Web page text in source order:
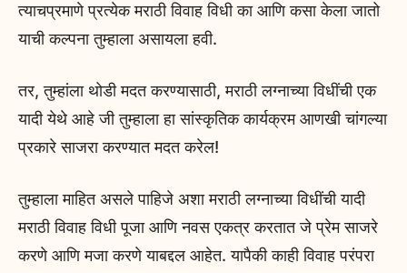
त्याचप्रमाणे प्रत्येक मराठी विवाह विधी का आणि कसा केला जातो
याची कल्पना तुम्हाला असायला हवी.
तर, तुम्हांला थोडी मदत करण्यासाठी, मराठी लग्नाच्या विधींची एक
यादी येथे आहे जी तुम्हाला हा सांस्कृतिक कार्यक्रम आणखी चांगल्या
प्रकारे साजरा करण्यात मदत करेल!
तुम्हाला माहित असले पाहिजे अशा मराठी लग्नाच्या विधींची यादी
मराठी विवाह विधी पूजा आणि नवस एकत्र करतात जे प्रेम साजरे
करणे आणि मजा करणे याबद्दल आहेत. यापैकी काही विवाह परंपरा